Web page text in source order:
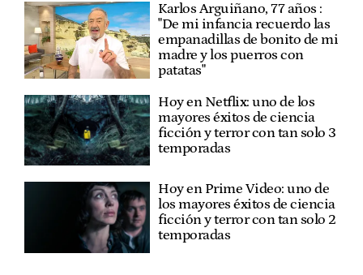
Karlos Arguiñano, 77 años :
"De mi infancia recuerdo las
empanadillas de bonito de mi
madre y los puerros con
patatas"
Hoy en Netflix: uno de los
mayores éxitos de ciencia
ficción y terror con tan solo 3
temporadas
Hoy en Prime Video: uno de
los mayores éxitos de ciencia
ficción y terror con tan solo 2
temporadas